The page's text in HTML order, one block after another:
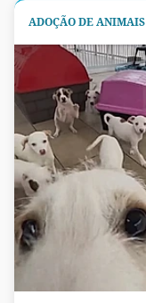
ADOÇÃO DE ANIMAIS